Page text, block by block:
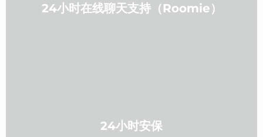
24小时在线聊天支持（Roomie）
24小时安保